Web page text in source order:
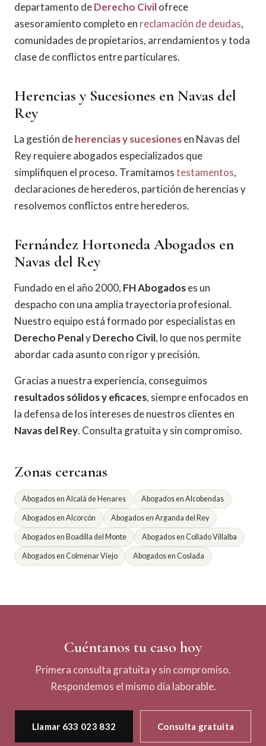
departamento deDerecho Civilofrece
asesoramiento completo en reclamación de deudas,
comunidades de propietarios, arrendamientos y toda
clase de conflictos entre particulares.
Herencias y Sucesiones en Navas del
Rey
La gestión deherencias y sucesionesen Navas del
Rey requiere abogados especializados que
simplifiquen el proceso. Tramitamostestamentos,
declaraciones de herederos, partición de herencias y
resolvemos conflictos entre herederos.
Fernández Hortoneda Abogados en
Navas del Rey
Fundado en el año 2000, FH Abogadoses un
despacho con una amplia trayectoria profesional.
Nuestro equipo está formado por especialistas en
Derecho PenalyDerecho Civil, lo que nos permite
abordar cada asunto con rigor y precisión.
Gracias a nuestra experiencia, conseguimos
resultados sólidos y eficaces, siempre enfocados en
la defensa de los intereses de nuestros clientes en
Navas del Rey. Consulta gratuita y sin compromiso.
Zonas cercanas
Abogados en Alcalá de Henares Abogados en Alcobendas
Abogados en Alcorcón Abogados en Arganda del Rey
Abogados en Boadilla del Monte Abogados en Collado Villalba
Abogados en Colmenar Viejo Abogados en Coslada
Cuéntanos tu caso hoy
Primera consulta gratuita y sin compromiso.
Respondemos el mismo día laborable.
Llamar 633 023 832 Consulta gratuita